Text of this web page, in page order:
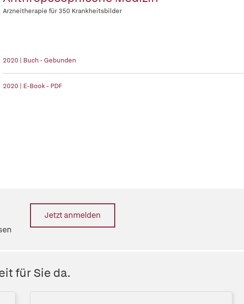
Arzneitherapie für 350 Krankheitsbilder
2020 | Buch - Gebunden
2020 | E-Book - PDF
Jetzt anmelden
für Sie da.